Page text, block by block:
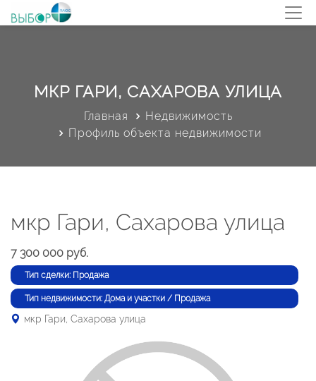
МКР ГАРИ, САХАРОВА УЛИЦА
Главная
Недвижимость
Профиль объекта недвижимости
мкр Гари, Сахарова улица
7 300 000 руб.
Тип сделки: Продажа
Тип недвижимости: Дома и участки / Продажа
мкр Гари, Сахарова улица